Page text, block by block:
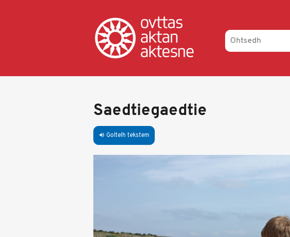
Saedtiegaedtie
volume_up Goltelh tekstem